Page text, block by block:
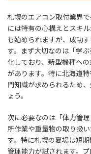
札幌のエアコン取付業界
には特有の心構えとスキ
も始められますが、成功
す。まず大切なのは「学
化しており、新型機種へ
があります。特に北海道
門知識が求められるため
ょう。
次に必要なのは「体力管
所作業や重量物の取り扱
す。特に札幌の夏場は短
管理能力が試されます。